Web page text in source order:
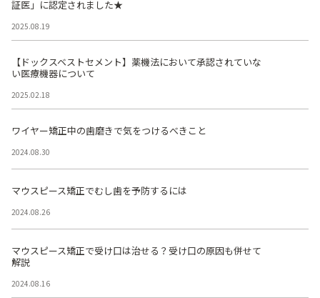
証医」に認定されました★
2025.08.19
【ドックスベストセメント】薬機法において承認されていな
い医療機器について
2025.02.18
ワイヤー矯正中の歯磨きで気をつけるべきこと
2024.08.30
マウスピース矯正でむし歯を予防するには
2024.08.26
マウスピース矯正で受け口は治せる？受け口の原因も併せて
解説
2024.08.16